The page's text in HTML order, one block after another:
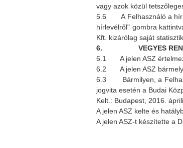
vagy azok közül
5.6 A Felhasználó a
hírlevélről" gombra
Kft. kizárólag saját
6.
VEGYES
6.1 A jelen ASZ
6.2 A jelen ASZ bármely
6.3 Bármilyen, a
jogvita esetén a Budai
Kelt.: Budapest, 2016.
A jelen ASZ kelte és
A jelen ASZ-t készítette a